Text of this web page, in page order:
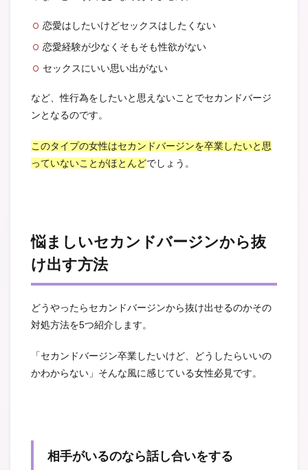
恋愛はしたいけどセックスはしたくない
恋愛経験が少なくそもそも性欲がない
セックスにいい思い出がない
など、性行為をしたいと思えないことでセカンドバージ
ンとなるのです。
このタイプの女性はセカンドバージンを卒業したいと思
っていないことがほとんどでしょう。
悩ましいセカンドバージンから抜
け出す方法
どうやったらセカンドバージンから抜け出せるのかその
対処方法を5つ紹介します。
「セカンドバージン卒業したいけど、どうしたらいいの
かわからない」そんな風に感じている女性必見です。
相手がいるのなら話し合いをする